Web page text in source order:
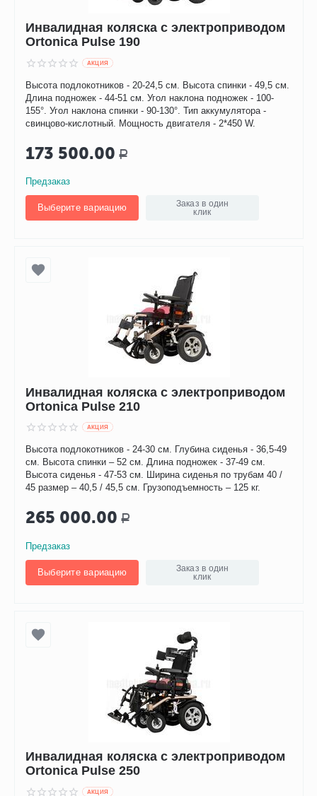
Инвалидная коляска с электроприводом
Ortonica Pulse 190
AКЦИЯ
Высота подлокотников - 20-24,5 см. Высота спинки - 49,5 см.
Длина подножек - 44-51 см. Угол наклона подножек - 100-
155°. Угол наклона спинки - 90-130°. Тип аккумулятора -
свинцово-кислотный. Мощность двигателя - 2*450 W.
173 500.00 Р
Предзаказ
Выберите вариацию
Заказ в один
клик
Инвалидная коляска с электроприводом
Ortonica Pulse 210
AКЦИЯ
Высота подлокотников - 24-30 см. Глубина сиденья - 36,5-49
см. Высота спинки – 52 см. Длина подножек - 37-49 см.
Высота сиденья - 47-53 см. Ширина сиденья по трубам 40 /
45 размер – 40,5 / 45,5 см. Грузоподъемность – 125 кг.
265 000.00 Р
Предзаказ
Выберите вариацию
Заказ в один
клик
Инвалидная коляска с электроприводом
Ortonica Pulse 250
AКЦИЯ